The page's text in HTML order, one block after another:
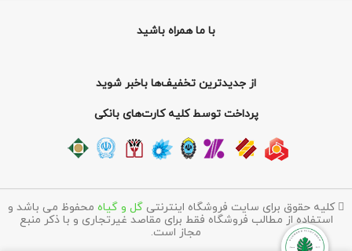
با ما همراه باشید
از جدیدترین تخفیف‌ها باخبر شوید
پرداخت توسط کلیه کارت‌های بانکی
کلیه حقوق برای سایت فروشگاه اینترنتی گل و گیاه محفوظ می باشد و
استفاده از مطالب فروشگاه فقط برای مقاصد غیرتجاری و با ذکر منبع
مجاز است.